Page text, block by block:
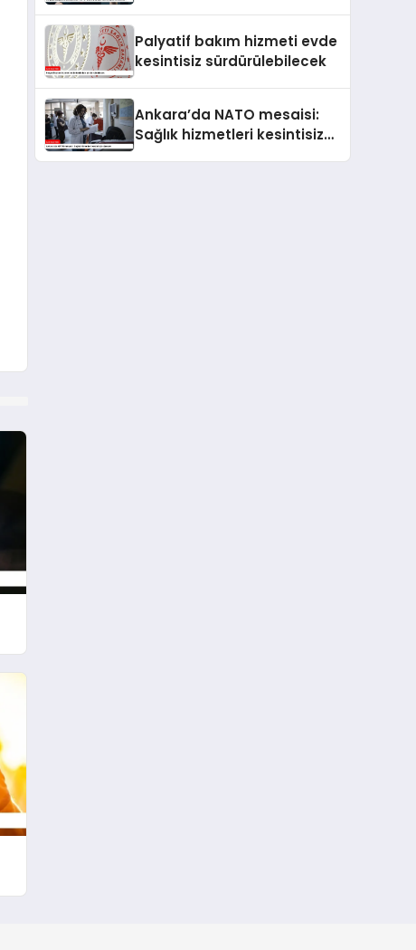
Palyatif bakım hizmeti evde
kesintisiz sürdürülebilecek
Ankara’da NATO mesaisi:
Sağlık hizmetleri kesintisiz